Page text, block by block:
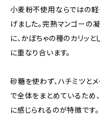
小麦粉不使用ならではの軽
げました。完熟マンゴーの
に、かぼちゃの種のカリッ
に重なり合います。
砂糖を使わず、ハチミツと
で全体をまとめているため
に感じられるのが特徴です。